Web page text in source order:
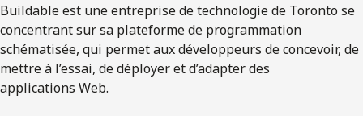
Buildable est une entreprise de technologie de Toronto se
concentrant sur sa plateforme de programmation
schématisée, qui permet aux développeurs de concevoir, de
mettre à l’essai, de déployer et d’adapter des
applications Web.